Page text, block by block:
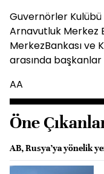
Guvernörler Kulübü
Arnavutluk Merkez
MerkezBankası ve
arasında başkanlar
AA
Öne
AB, Rusya’ya yönelik